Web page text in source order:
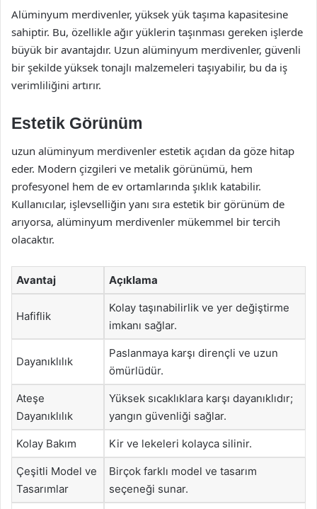
Alüminyum merdivenler, yüksek yük taşıma kapasitesine
sahiptir. Bu, özellikle ağır yüklerin taşınması gereken işlerde
büyük bir avantajdır. Uzun alüminyum merdivenler, güvenli
bir şekilde yüksek tonajlı malzemeleri taşıyabilir, bu da iş
verimliliğini artırır.
Estetik Görünüm
uzun alüminyum merdivenler estetik açıdan da göze hitap
eder. Modern çizgileri ve metalik görünümü, hem
profesyonel hem de ev ortamlarında şıklık katabilir.
Kullanıcılar, işlevselliğin yanı sıra estetik bir görünüm de
arıyorsa, alüminyum merdivenler mükemmel bir tercih
olacaktır.
Avantaj Açıklama
Hafiflik
Kolay taşınabilirlik ve yer değiştirme
imkanı sağlar.
Dayanıklılık
Paslanmaya karşı dirençli ve uzun
ömürlüdür.
Ateşe
Dayanıklılık
Yüksek sıcaklıklara karşı dayanıklıdır;
yangın güvenliği sağlar.
Kolay Bakım Kir ve lekeleri kolayca silinir.
Çeşitli Model ve
Tasarımlar
Birçok farklı model ve tasarım
seçeneği sunar.